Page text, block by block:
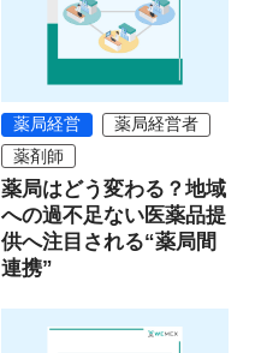
薬局経営
薬局経営者
薬剤師
薬局はどう変わる？地域
への過不足ない医薬品提
供へ注目される“薬局間
連携”